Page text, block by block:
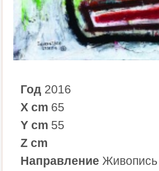
Год 2016
X cm 65
Y cm 55
Z cm
Направление Живопись